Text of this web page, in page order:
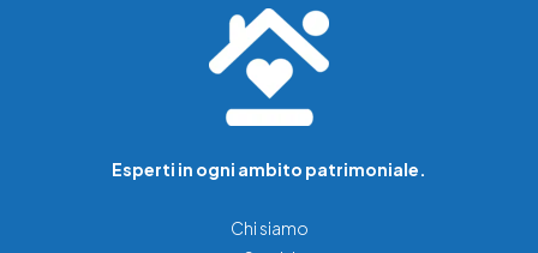
Esperti in ogni ambito patrimoniale.
Chi siamo